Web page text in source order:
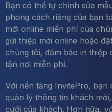
Bạn có thể tự chỉnh sửa
phong cách riêng của bạn
mời online miễn phí của
gửi thiệp mời online hoặc
chúng tôi, đảm bảo in thiệp
tận nơi miễn phí.
Với nền tảng InvitePro, bạn
quản lý thông tin khách
cưới của khách. Hơn nữa,